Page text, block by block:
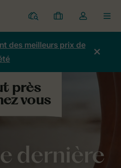
Parcs
Mes
réservations
Toggle
the
my
account
des meilleurs prix de
dernière